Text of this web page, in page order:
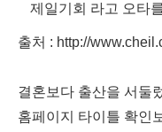
제일기회 라고 오타
출처 : http://
결혼보다 출산을 서둘
홈페이지 타이틀 확인